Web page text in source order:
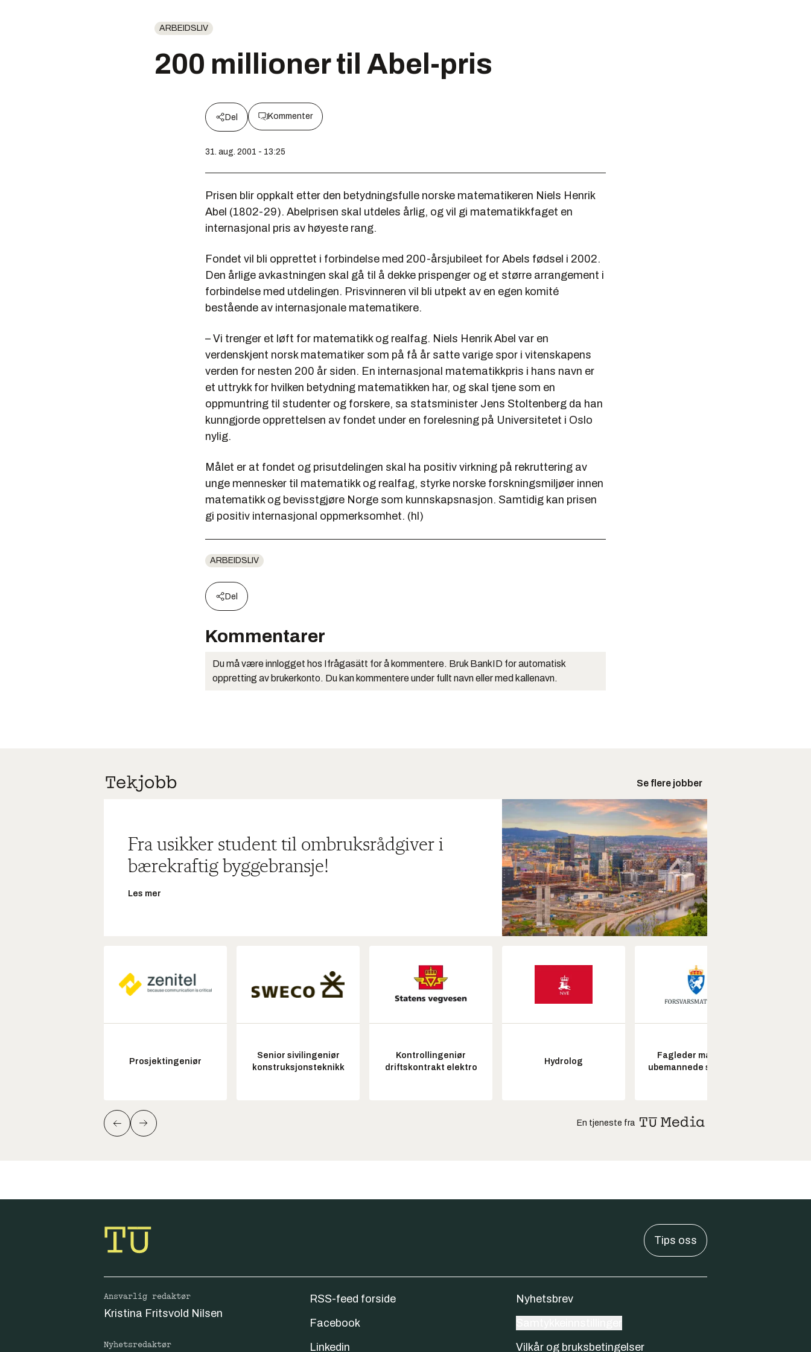
ARBEIDSLIV
200 millioner til Abel-pris
Del Kommenter
31. aug. 2001 - 13:25
Prisen blir oppkalt etter den betydningsfulle norske matematikeren Niels Henrik
Abel (1802-29). Abelprisen skal utdeles årlig, og vil gi matematikkfaget en
internasjonal pris av høyeste rang.
Fondet vil bli opprettet i forbindelse med 200-årsjubileet for Abels fødsel i 2002.
Den årlige avkastningen skal gå til å dekke prispenger og et større arrangement i
forbindelse med utdelingen. Prisvinneren vil bli utpekt av en egen komité
bestående av internasjonale matematikere.
– Vi trenger et løft for matematikk og realfag. Niels Henrik Abel var en
verdenskjent norsk matematiker som på få år satte varige spor i vitenskapens
verden for nesten 200 år siden. En internasjonal matematikkpris i hans navn er
et uttrykk for hvilken betydning matematikken har, og skal tjene som en
oppmuntring til studenter og forskere, sa statsminister Jens Stoltenberg da han
kunngjorde opprettelsen av fondet under en forelesning på Universitetet i Oslo
nylig.
Målet er at fondet og prisutdelingen skal ha positiv virkning på rekruttering av
unge mennesker til matematikk og realfag, styrke norske forskningsmiljøer innen
matematikk og bevisstgjøre Norge som kunnskapsnasjon. Samtidig kan prisen
gi positiv internasjonal oppmerksomhet. (hl)
ARBEIDSLIV
Del
Kommentarer
Du må være innlogget hos Ifrågasätt for å kommentere. Bruk BankID for automatisk
oppretting av brukerkonto. Du kan kommentere under fullt navn eller med kallenavn.
Se flere jobber
Fra usikker student til ombruksrådgiver i
bærekraftig byggebransje!
Les mer
Prosjektingeniør
Senior sivilingeniør
konstruksjonsteknikk
Kontrollingeniør
driftskontrakt elektro
Hydrolog
Fagleder maritime
ubemannede systemer
En tjeneste fra
Tips oss
Ansvarlig redaktør
Kristina Fritsvold Nilsen
Nyhetsredaktør
RSS-feed forside
Facebook
Linkedin
Nyhetsbrev
Vilkår og bruksbetingelser